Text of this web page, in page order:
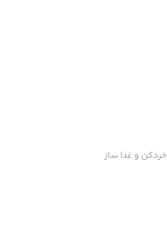
خردکن و غذا ساز